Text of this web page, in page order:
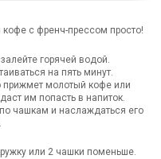
с френч-прессом просто!
горячей водой.
на пять минут.
прижмет молотый кофе или
им попасть в напиток.
по чашкам и наслаждаться его
или 2 чашки поменьше.